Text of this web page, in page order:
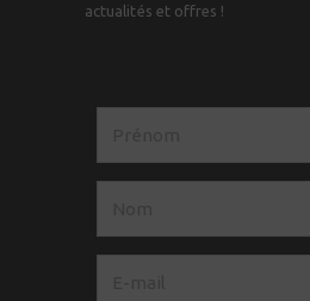
actualités et offres !